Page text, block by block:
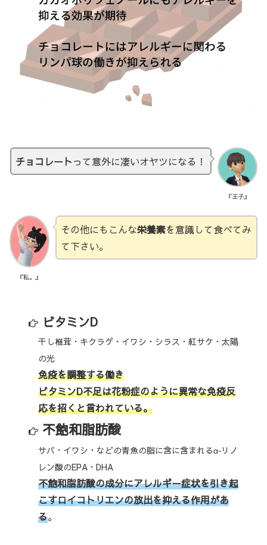
『王子』
チョコレートって意外に凄いオヤツになる！
『私。』
その他にもこんな栄養素を意識して食べてみ
て下さい。
ビタミンD
干し椎茸・キクラゲ・イワシ・シラス・紅サケ・太陽
の光
免疫を調整する働き
ビタミンD不足は花粉症のように異常な免疫反
応を招くと言われている。
不飽和脂肪酸
サバ・イワシ・などの青魚の脂に含に含まれるα‐リノ
レン酸のEPA・DHA
不飽和脂肪酸の成分にアレルギー症状を引き起
こすロイコトリエンの放出を抑える作用があ
る。